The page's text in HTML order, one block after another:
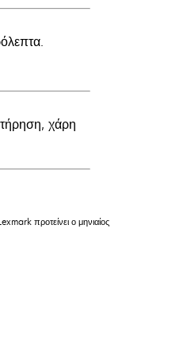
χάρη
προτείνει ο μηνιαίος